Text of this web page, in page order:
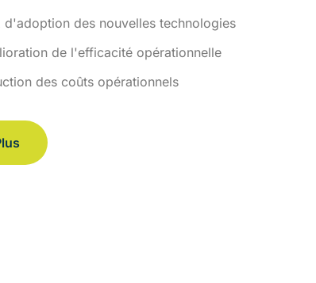
d'adoption des nouvelles technologies
de l'efficacité opérationnelle
des coûts opérationnels